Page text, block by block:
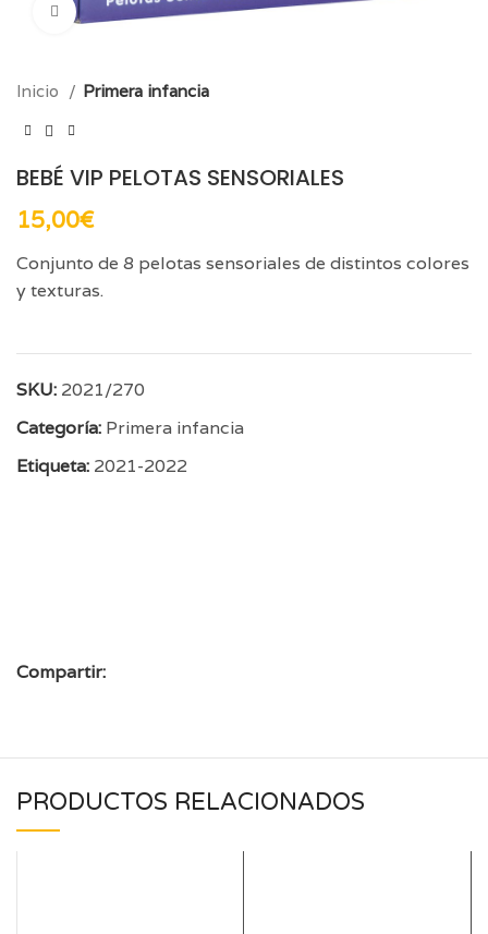
Click para aumentar
Inicio Primera infancia
BEBÉ VIP PELOTAS SENSORIALES
15,00€
Conjunto de 8 pelotas sensoriales de distintos colores
y texturas.
SKU: 2021/270
Categoría: Primera infancia
Etiqueta: 2021-2022
Compartir:
PRODUCTOS RELACIONADOS